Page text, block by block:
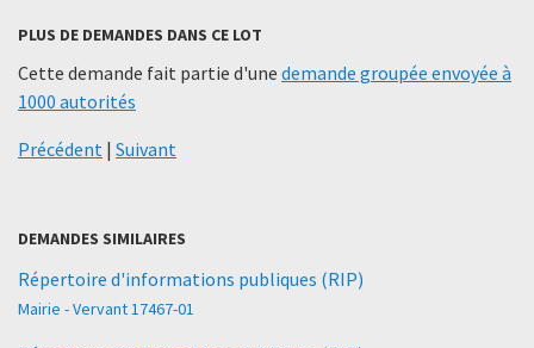
PLUS DE DEMANDES DANS CE LOT
Cette demande fait partie d'une demande groupée envoyée à
1000 autorités
Précédent | Suivant
DEMANDES SIMILAIRES
Répertoire d'informations publiques (RIP)
Mairie - Vervant 17467-01